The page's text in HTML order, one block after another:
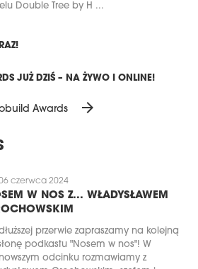
Double Tree by H ...
JUŻ DZIŚ – NA ŻYWO I ONLINE!
Awards arrow_forward
czerwca 2024
W NOS Z... WŁADYSŁAWEM
przerwie zapraszamy na kolejną
podkastu "Nosem w nos"! W
odcinku rozmawiamy z